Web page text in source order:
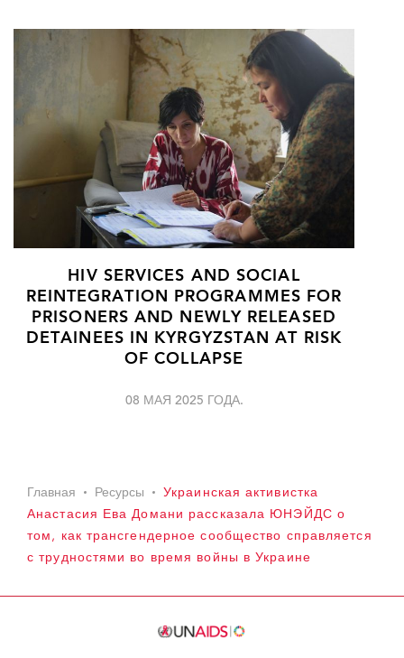
HIV SERVICES AND SOCIAL
REINTEGRATION PROGRAMMES FOR
PRISONERS AND NEWLY RELEASED
DETAINEES IN KYRGYZSTAN AT RISK
OF COLLAPSE
08 МАЯ 2025 ГОДА.
Главная Ресурсы
Украинская активистка
Анастасия Ева Домани рассказала ЮНЭЙДС о
том, как трансгендерное сообщество справляется
с трудностями во время войны в Украине